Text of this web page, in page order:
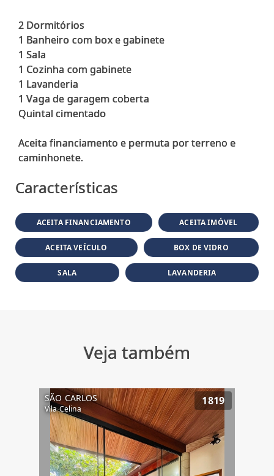
2 Dormitórios
1 Banheiro com box e gabinete
1 Sala
1 Cozinha com gabinete
1 Lavanderia
1 Vaga de garagem coberta
Quintal cimentado
Aceita financiamento e permuta por terreno e
caminhonete.
Características
ACEITA FINANCIAMENTO ACEITA IMÓVEL
ACEITA VEÍCULO BOX DE VIDRO
SALA LAVANDERIA
Veja também
SÃO CARLOS
Vila Celina
1819